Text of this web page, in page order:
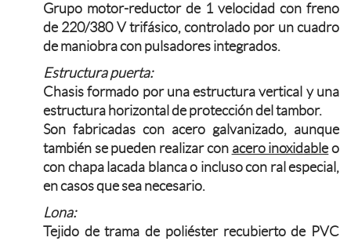
Grupo motor-reductor de 1 velocidad con freno
de 220/380 V trifásico, controlado por un cuadro
de maniobra con pulsadores integrados.
Estructura puerta:
Chasis formado por una estructura vertical y una
estructura horizontal de protección del tambor.
Son fabricadas con acero galvanizado, aunque
también se pueden realizar con acero inoxidable o
con chapa lacada blanca o incluso con ral especial,
en casos que sea necesario.
Lona:
Tejido de trama de poliéster recubierto de PVC